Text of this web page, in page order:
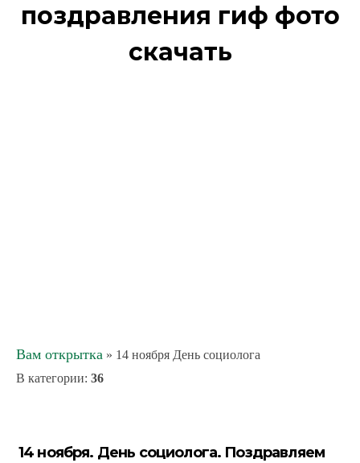
поздравления гиф фото
скачать
Вам открытка » 14 ноября День социолога
В категории: 36
14 ноября. День социолога. Поздравляем